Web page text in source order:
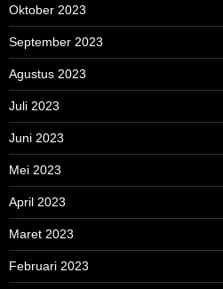
Oktober 2023
September 2023
Agustus 2023
Juli 2023
Juni 2023
Mei 2023
April 2023
Maret 2023
Februari 2023